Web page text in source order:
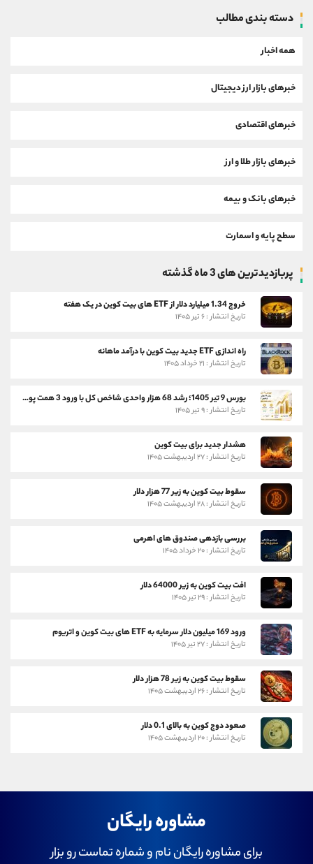
دسته بندی مطالب
همه اخبار
خبرهای بازار ارز دیجیتال
خبرهای اقتصادی
خبرهای بازار طلا و ارز
خبرهای بانک و بیمه
سطح پایه و اسمارت
پربازدیدترین های 3 ماه گذشته
خروج 1.34 میلیارد دلار از ETF های بیت کوین در یک هفته
تاریخ انتشار : ۶ تیر ۱۴۰۵
راه اندازی ETF جدید بیت کوین با درآمد ماهانه
تاریخ انتشار : ۲۱ خرداد ۱۴۰۵
بورس 9 تیر 1405؛ رشد 68 هزار واحدی شاخص کل با ورود 3 همت پول حقیقی
تاریخ انتشار : ۹ تیر ۱۴۰۵
هشدار جدید برای بیت کوین
تاریخ انتشار : ۲۷ اردیبهشت ۱۴۰۵
سقوط بیت کوین به زیر 77 هزار دلار
تاریخ انتشار : ۲۸ اردیبهشت ۱۴۰۵
بررسی بازدهی صندوق های اهرمی
تاریخ انتشار : ۲۰ خرداد ۱۴۰۵
افت بیت کوین به زیر 64000 دلار
تاریخ انتشار : ۲۹ تیر ۱۴۰۵
ورود 169 میلیون دلار سرمایه به ETF های بیت کوین و اتریوم
تاریخ انتشار : ۲۷ تیر ۱۴۰۵
سقوط بیت کوین به زیر 78 هزار دلار
تاریخ انتشار : ۲۶ اردیبهشت ۱۴۰۵
صعود دوج کوین به بالای 0.1 دلار
تاریخ انتشار : ۲۰ اردیبهشت ۱۴۰۵
مشاوره رایگان
برای مشاوره رایگان نام و شماره تماست رو بزار